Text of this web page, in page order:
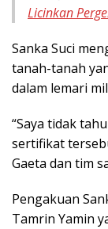
Licinkan
Sanka Suci
tanah-tanah
dalam lemari
“Saya tidak
sertifikat
Gaeta dan tim
Pengakuan
Tamrin Yamin